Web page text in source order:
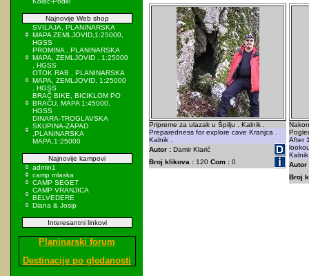
Najnovije Web shop
SVILAJA, PLANINARSKA
MAPA ZEMLJOVID,1:25000,
HGSS
PROMINA , PLANINARSKA
MAPA, ZEMLJOVID , 1:25000
, HGSS
OTOK RAB , PLANINARSKA
MAPA, ZEMLJOVID, 1:25000
, HGSS
BRAČ BIKE, BICIKLOM PO
BRAČU, MAPA 1:45000,
HGSS
DINARA-TROGLAVSKA
SKUPINA-ZAPAD
,PLANINARSKA
MAPA,1:25000
Najnovije kampovi
admin1
camp mlaska
CAMP SEGET
CAMP VRANJICA
BELVEDERE
Diana & Josip
Interesantni linkovi
Planinarski forum
Destinacije po gledanosti
Pripreme za ulazak u Špilju . Kalnik .
Preparedness for explore cave Kranjca .
Kalnik .
Autor : Damir Klarić
Broj klikova : 120 Com : 0
After
Autor
Broj